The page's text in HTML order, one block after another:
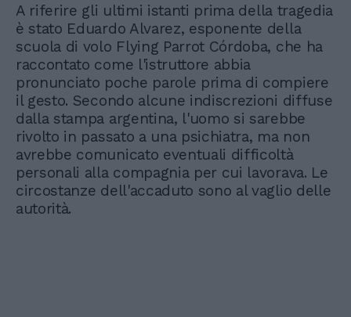
A riferire gli ultimi istanti prima della tragedia
è stato Eduardo Alvarez, esponente della
scuola di volo Flying Parrot Córdoba, che ha
raccontato come l'istruttore abbia
pronunciato poche parole prima di compiere
il gesto. Secondo alcune indiscrezioni diffuse
dalla stampa argentina, l'uomo si sarebbe
rivolto in passato a una psichiatra, ma non
avrebbe comunicato eventuali difficoltà
personali alla compagnia per cui lavorava. Le
circostanze dell'accaduto sono al vaglio delle
autorità.